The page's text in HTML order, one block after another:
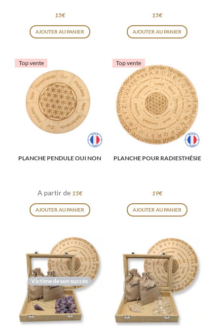
15€
AJOUTER AU PANIER
15€
AJOUTER AU PANIER
Top vente
PLANCHE PENDULE OUI NON
A partir de 15€
AJOUTER AU PANIER
Ce
plusieurs
variations.
Les
options
choisies
Top vente
PLANCHE POUR RADIESTHÉSIE
19€
AJOUTER AU PANIER
Victime de son succès